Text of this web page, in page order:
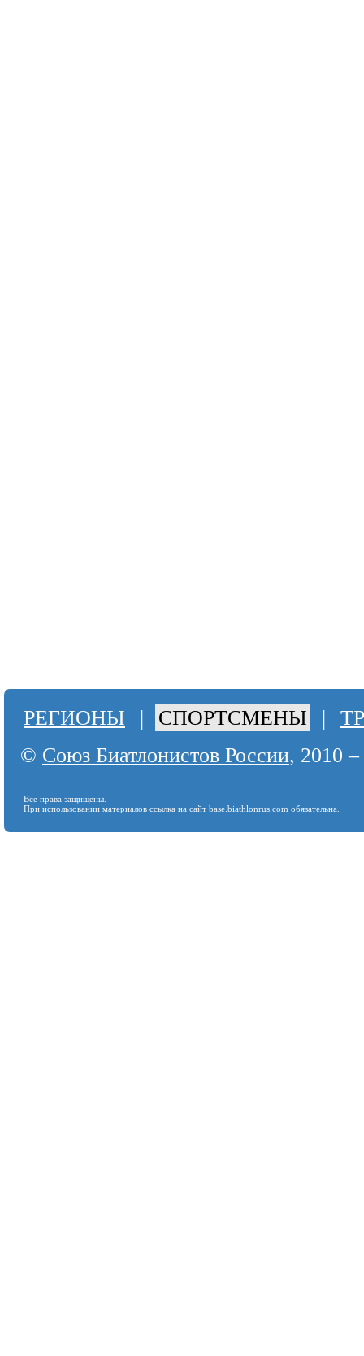
РЕГИОНЫ | СПОРТСМЕНЫ |
© Союз Биатлонистов России, 2010
Все права защищены.
При использовании материалов ссылка на сайт base.biathlonrus.com обязательна.